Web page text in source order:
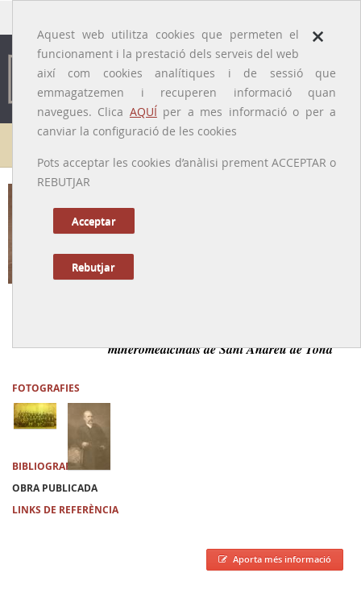
×
Aquest web utilitza cookies que permeten el
funcionament i la prestació dels serveis del web
així com cookies analítiques i de sessió que
emmagatzemen i recuperen informació quan
navegues. Clica AQUÍper a mes informació o per a
canviar la configuració de les cookies
Pots acceptar les cookies d’anàlisi prement ACCEPTAR o
REBUTJAR
Acceptar
Rebutjar
Galeria de metges
mineromedicinals de Sant Andreu de Tona
FOTOGRAFIES
BIBLIOGRAFIA
OBRA PUBLICADA
LINKS DE REFERÈNCIA
Aporta més informació